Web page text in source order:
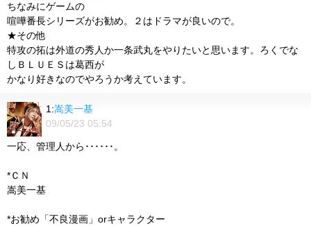
ちなみにゲームの
喧嘩番長シリーズがお勧め。２はドラマが良いので。
★その他
特攻の拓は外道の秀人か一条武丸をやりたいと思います。ろくでな
しＢＬＵＥＳは葛西が
かなり好きなのでやろうか考えています。
1:嵩美一基
09/05/23 05:54
一応、管理人から･･････。
*ＣＮ
嵩美一基
*お勧め「不良漫画」orキャラクター